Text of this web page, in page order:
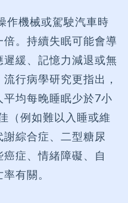
作機械或駕駛汽車時
。持續失眠可能會導
緩、記憶力減退或無
行病學研究更指出，
均每晚睡眠少於7小
（例如難以入睡或維
綜合症、二型糖尿
症、情緒障礙、自
有關。